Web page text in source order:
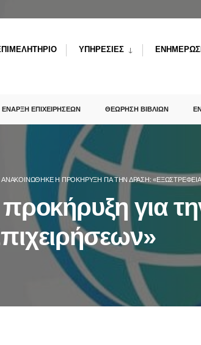
ΥΠΗΡΕΣΙΕΣ
ΕΝΑΡΞΗ ΕΠΙΧΕΙΡΗΣΕΩΝ ΘΕΩΡΗΣΗ ΒΙΒΛΙΩΝ
ΑΝΑΚΟΙΝΏΘΗΚΕ Η ΠΡΟΚΉΡΥΞΗ ΓΙΑ ΤΗΝ ΔΡΆΣΗ:
για